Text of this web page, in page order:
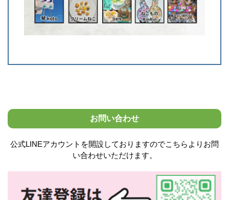
お問い合わせ
公式LINEアカウントを開設しておりますのでこちらよりお問
い合わせいただけます。